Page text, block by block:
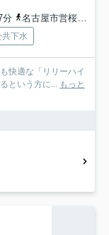
分
名古屋市営桜通線「瑞穂運動場西」駅 徒歩12分
共下水
快適な「リリーハイ
という方に... もっと